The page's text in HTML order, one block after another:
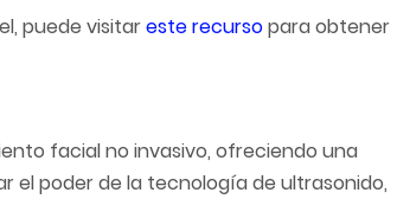
puede visitareste recursopara obtener
facial no invasivo, ofreciendo una
el poder de la tecnología de ultrasonido,